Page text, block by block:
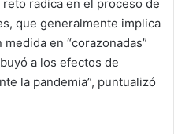
radica en el proceso de
que generalmente implica
en “corazonadas”
a los efectos de
la pandemia”, puntualizó